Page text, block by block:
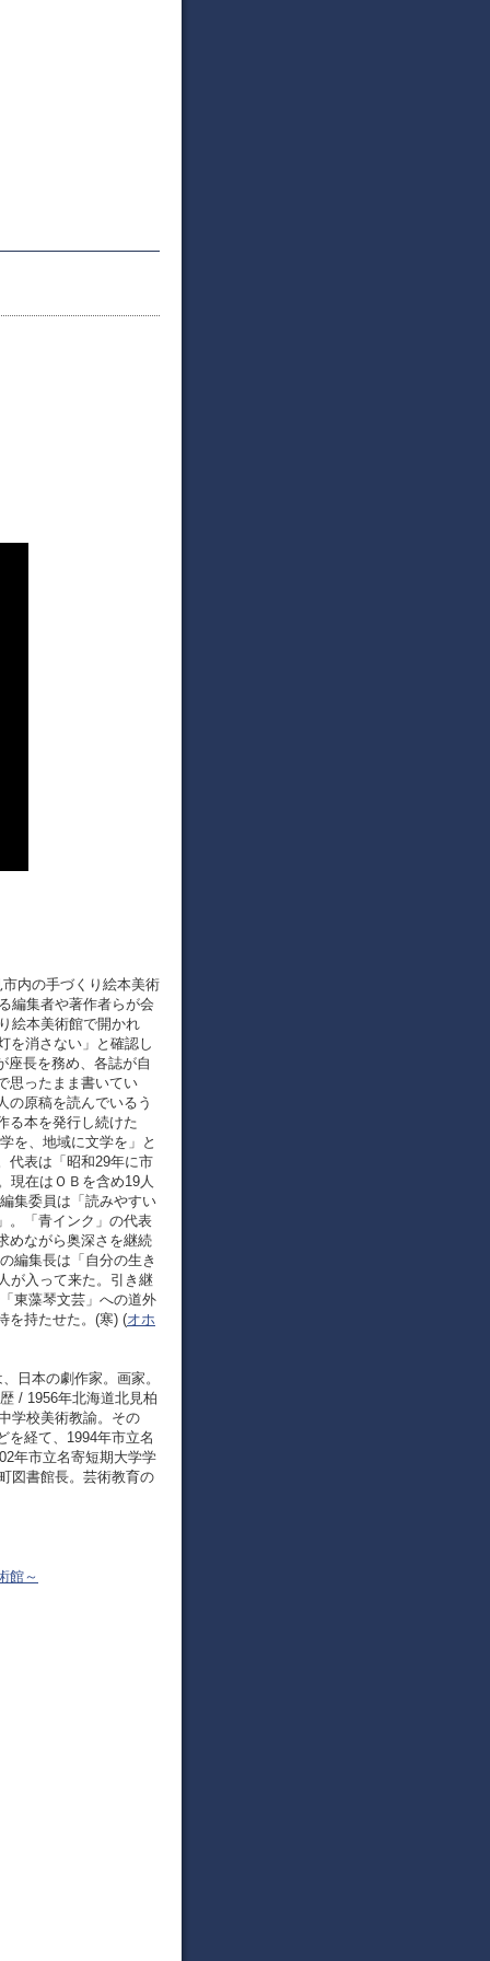
内の手づくり絵本美術
編集者や著作者らが会
絵本美術館で開かれ
を消さない」と確認し
座長を務め、各誌が自
思ったまま書いてい
の原稿を読んでいるう
る本を発行し続けた
を、地域に文学を」と
代表は「昭和29年に市
現在はＯＢを含め19人
集委員は「読みやすい
。「青インク」の代表
めながら奥深さを継続
編集長は「自分の生き
が入って来た。引き継
東藻琴文芸」への道外
を持たせた。(寒) (オホ
日本の劇作家。画家。
/ 1956年北海道北見柏
学校美術教諭。その
を経て、1994年市立名
年市立名寄短期大学学
図書館長。芸術教育の
館～